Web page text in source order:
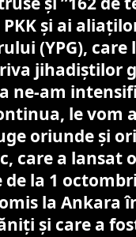
şi ai
(YPG),
jihadiştilor
ne-am
le vom
oriunde şi
care a lansat
la 1
la Ankara
şi care a